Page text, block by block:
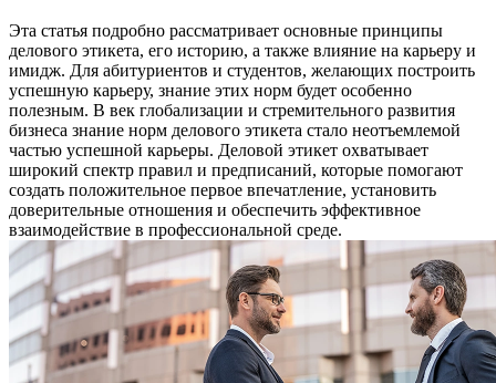
Эта статья подробно рассматривает основные принципы
делового этикета, его историю, а также влияние на карьеру и
имидж. Для абитуриентов и студентов, желающих построить
успешную карьеру, знание этих норм будет особенно
полезным. В век глобализации и стремительного развития
бизнеса знание норм делового этикета стало неотъемлемой
частью успешной карьеры. Деловой этикет охватывает
широкий спектр правил и предписаний, которые помогают
создать положительное первое впечатление, установить
доверительные отношения и обеспечить эффективное
взаимодействие в профессиональной среде.